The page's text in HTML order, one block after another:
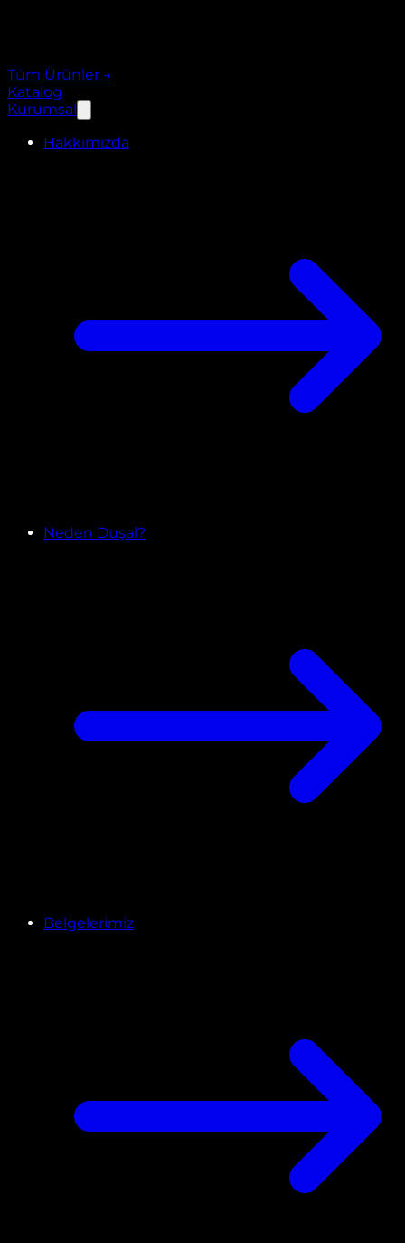
Tüm Ürünler →
Katalog
Kurumsal
Hakkımızda
Neden Duşal?
Belgelerimiz